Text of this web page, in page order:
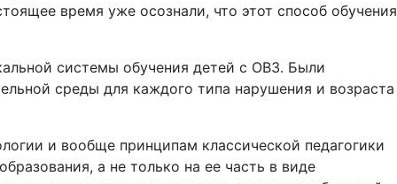
время уже осознали, что этот способ обучения
системы обучения детей с ОВЗ. Были
среды для каждого типа нарушения и возраста
и вообще принципам классической педагогики
а не только на ее часть в виде